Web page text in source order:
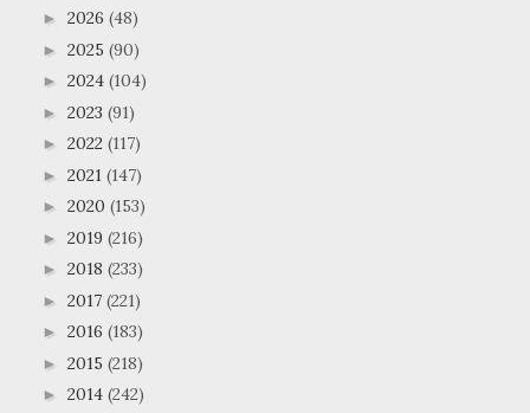
► 2026 (48)
► 2025 (90)
► 2024 (104)
► 2023 (91)
► 2022 (117)
► 2021 (147)
► 2020 (153)
► 2019 (216)
► 2018 (233)
► 2017 (221)
► 2016 (183)
► 2015 (218)
► 2014 (242)